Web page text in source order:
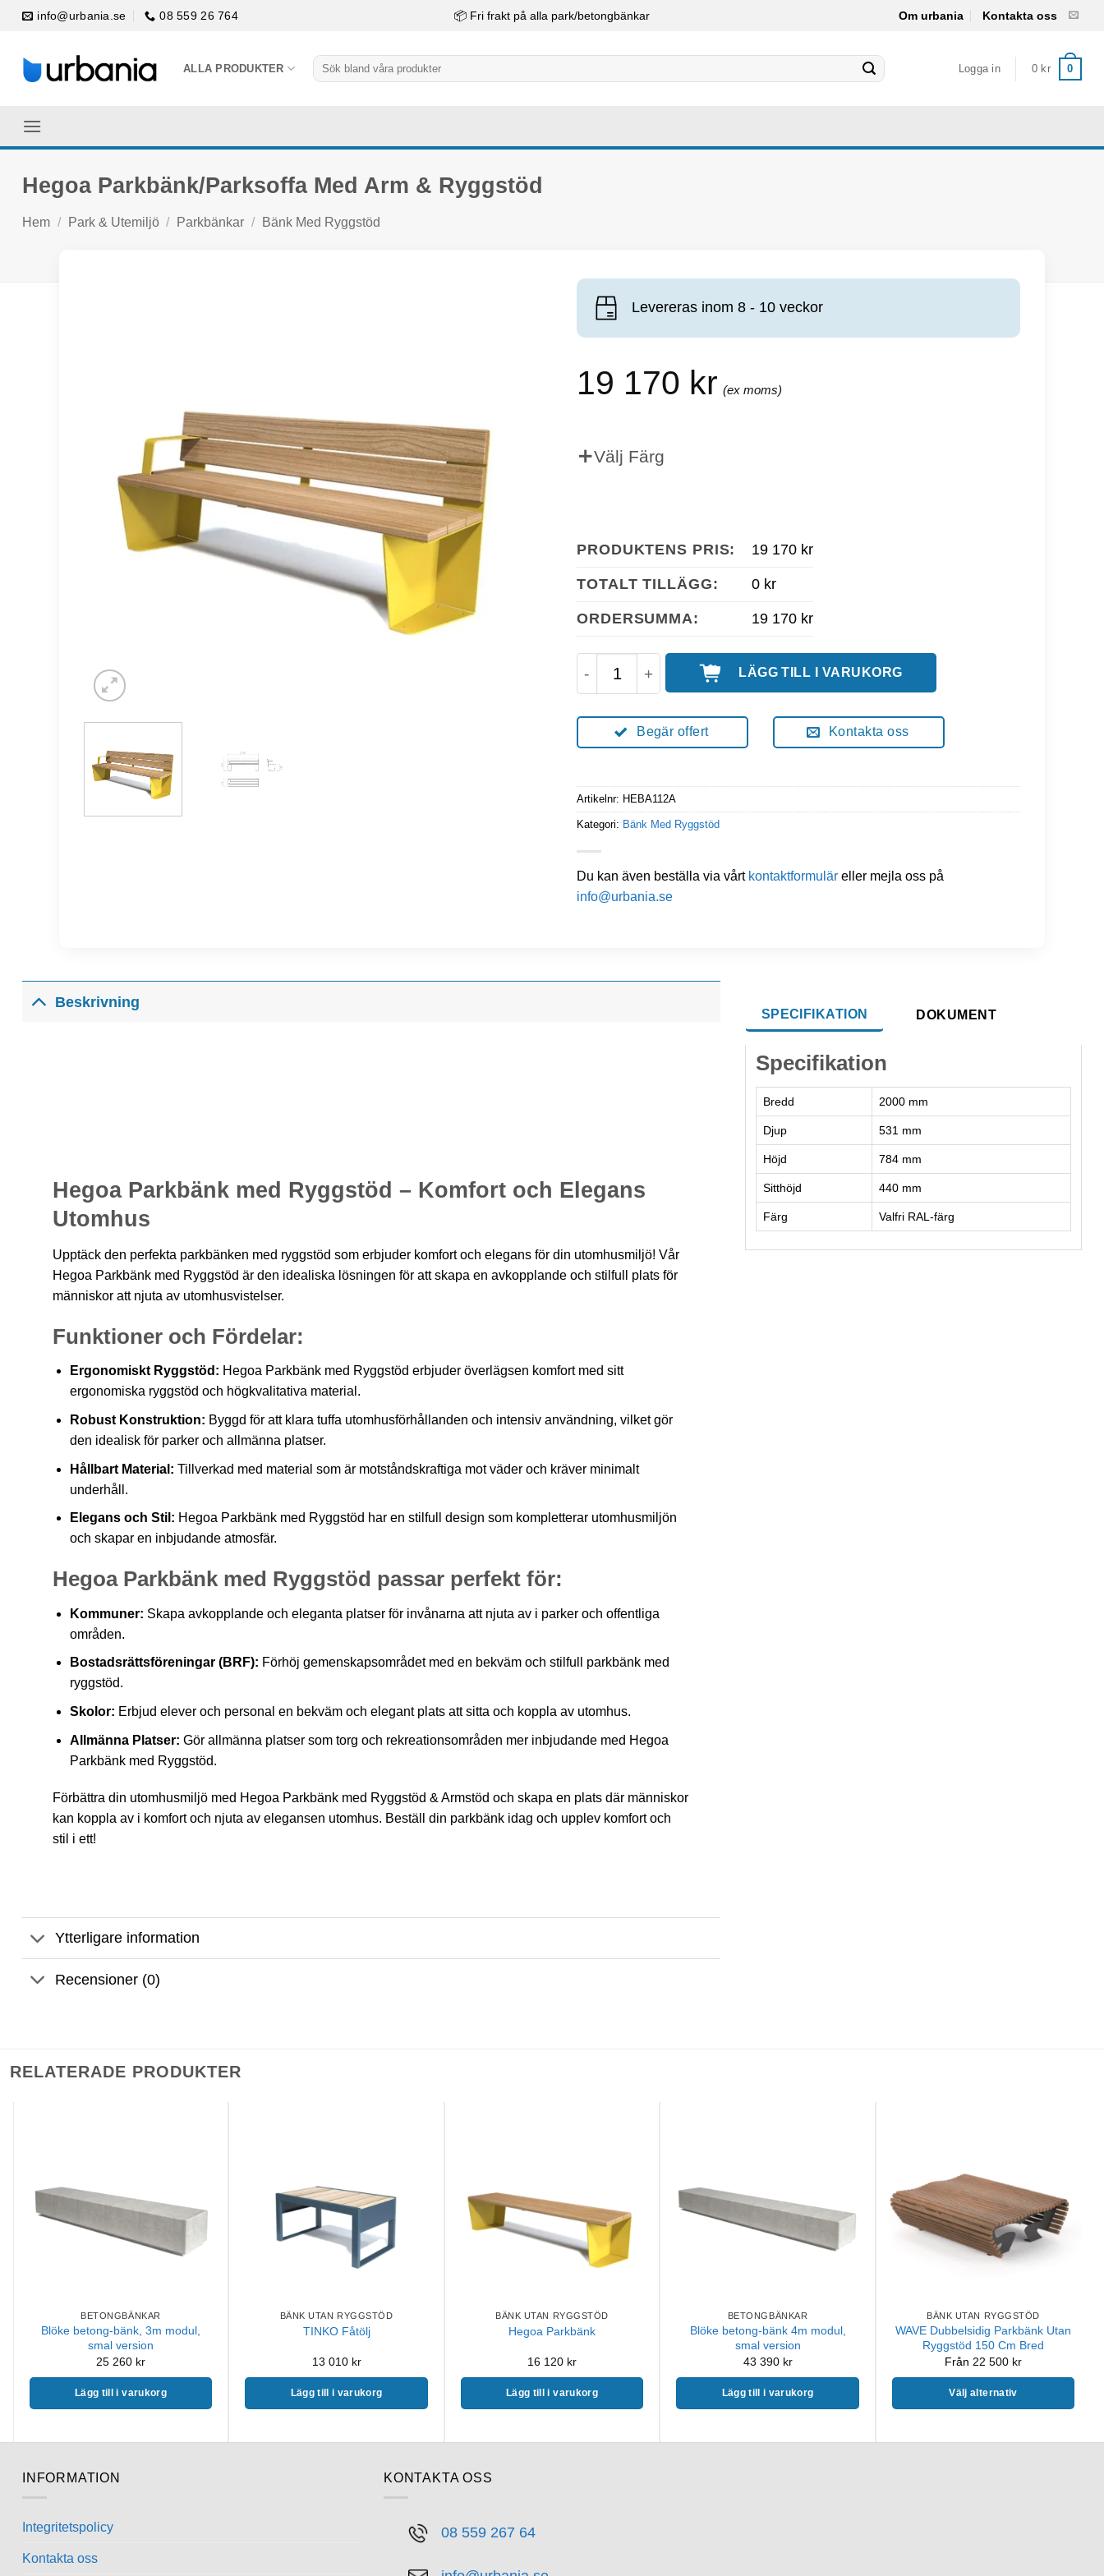
Skip
info@urbania.se 08 559 26 764 📦 Fri frakt på alla park/betongbänkar Om urbania Kontakta oss
ALLA PRODUKTER
Sök
efter:
Logga in 0 kr 0
Hegoa Parkbänk/Parksoffa Med Arm & Ryggstöd
Hem / Park & Utemiljö / Parkbänkar / Bänk Med Ryggstöd
Levereras inom 8 - 10 veckor
19 170 kr
Välj Färg
PRODUKTENS PRIS: 19 170 kr
TOTALT TILLÄGG: 0 kr
ORDERSUMMA: 19 170 kr
Hegoa Parkbänk/Parksoffa Med Arm & Ryggstöd mängd
LÄGG TILL I VARUKORG
Begär offert Kontakta oss
Artikelnr: HEBA112A
Kategori: Bänk Med Ryggstöd
Du kan även beställa via vårt kontaktformulär eller mejla oss på
info@urbania.se
Beskrivning
Hegoa Parkbänk med Ryggstöd – Komfort och Elegans
Utomhus
Upptäck den perfekta parkbänken med ryggstöd som erbjuder komfort och elegans för din utomhusmiljö! Vår
Hegoa Parkbänk med Ryggstöd är den idealiska lösningen för att skapa en avkopplande och stilfull plats för
människor att njuta av utomhusvistelser.
Funktioner och Fördelar:
Ergonomiskt Ryggstöd: Hegoa Parkbänk med Ryggstöd erbjuder överlägsen komfort med sitt
ergonomiska ryggstöd och högkvalitativa material.
Robust Konstruktion: Byggd för att klara tuffa utomhusförhållanden och intensiv användning, vilket gör
den idealisk för parker och allmänna platser.
Hållbart Material: Tillverkad med material som är motståndskraftiga mot väder och kräver minimalt
underhåll.
Elegans och Stil: Hegoa Parkbänk med Ryggstöd har en stilfull design som kompletterar utomhusmiljön
och skapar en inbjudande atmosfär.
Hegoa Parkbänk med Ryggstöd passar perfekt för:
Kommuner: Skapa avkopplande och eleganta platser för invånarna att njuta av i parker och offentliga
områden.
Bostadsrättsföreningar (BRF): Förhöj gemenskapsområdet med en bekväm och stilfull parkbänk med
ryggstöd.
Skolor: Erbjud elever och personal en bekväm och elegant plats att sitta och koppla av utomhus.
Allmänna Platser: Gör allmänna platser som torg och rekreationsområden mer inbjudande med Hegoa
Parkbänk med Ryggstöd.
Förbättra din utomhusmiljö med Hegoa Parkbänk med Ryggstöd & Armstöd och skapa en plats där människor
kan koppla av i komfort och njuta av elegansen utomhus. Beställ din parkbänk idag och upplev komfort och
stil i ett!
Ytterligare information
Recensioner (0)
SPECIFIKATION DOKUMENT
Specifikation
Bredd 2000 mm
Djup 531 mm
Höjd 784 mm
Sitthöjd 440 mm
Färg Valfri RAL-färg
RELATERADE PRODUKTER
BETONGBÄNKAR
Blöke betong-bänk, 3m modul,
smal version
25 260 kr
Lägg till i varukorg
BÄNK UTAN RYGGSTÖD
TINKO Fåtölj
13 010 kr
Lägg till i varukorg
BÄNK UTAN RYGGSTÖD
Hegoa Parkbänk
16 120 kr
Lägg till i varukorg
BETONGBÄNKAR
Blöke betong-bänk 4m modul,
smal version
43 390 kr
Lägg till i varukorg
BÄNK UTAN RYGGSTÖD
WAVE Dubbelsidig Parkbänk Utan
Ryggstöd 150 Cm Bred
Från 22 500 kr
Välj alternativ
INFORMATION
Integritetspolicy
Kontakta oss
KONTAKTA OSS
08 559 267 64